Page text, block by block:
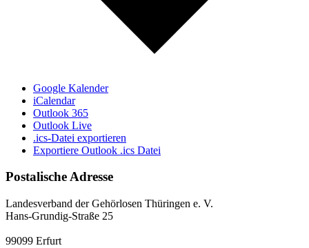
Google Kalender
iCalendar
Outlook 365
Outlook Live
.ics-Datei exportieren
Exportiere Outlook .ics Datei
Postalische Adresse
Landesverband der Gehörlosen Thüringen e. V.
Hans-Grundig-Straße 25
99099 Erfurt